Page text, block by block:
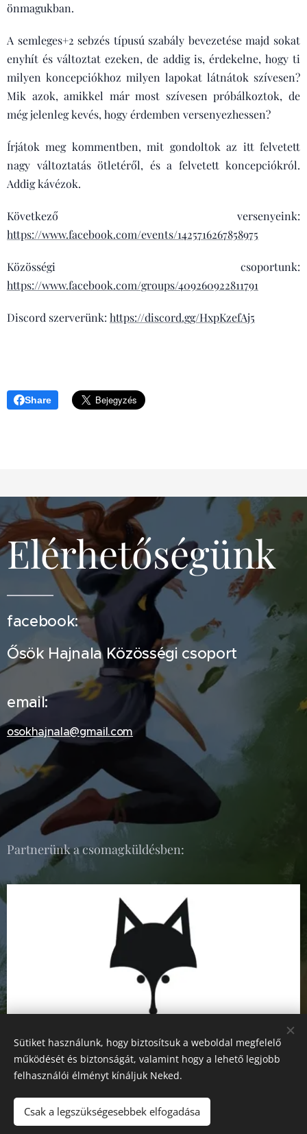
önmagukban.
A semleges+2 sebzés típusú szabály bevezetése majd sokat
enyhít és változtat ezeken, de addig is, érdekelne, hogy ti
milyen koncepciókhoz milyen lapokat látnátok szívesen?
Mik azok, amikkel már most szívesen próbálkoztok, de
még jelenleg kevés, hogy érdemben versenyezhessen?
Írjátok meg kommentben, mit gondoltok az itt felvetett
nagy változtatás ötletéről, és a felvetett koncepciókról.
Addig kávézok.
Következő versenyeink:
https://www.facebook.com/events/1425716267858975
Közösségi csoportunk:
https://www.facebook.com/groups/409260922811791
Discord szerverünk: https://discord.gg/HxpKzefAj5
Share
Elérhetőségünk
facebook:
Ősök Hajnala Közösségi csoport
email:
osokhajnala@gmail.com
Partnerünk a csomagküldésben:
Sütiket használunk, hogy biztosítsuk a weboldal megfelelő
működését és biztonságát, valamint hogy a lehető legjobb
felhasználói élményt kínáljuk Neked.
Csak a legszükségesebbek elfogadása